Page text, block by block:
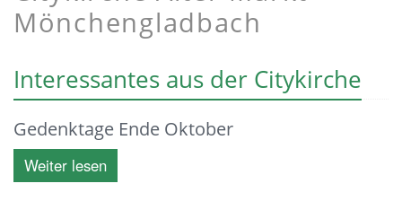
Mönchengladbach
Interessantes aus der Citykirche
Gedenktage Ende Oktober
Weiter lesen